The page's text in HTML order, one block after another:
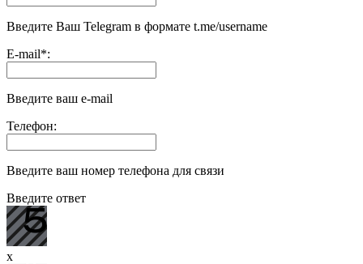
Введите Ваш Telegram в формате t.me/username
E-mail*:
Введите ваш e-mail
Телефон:
Введите ваш номер телефона для связи
Введите ответ
x